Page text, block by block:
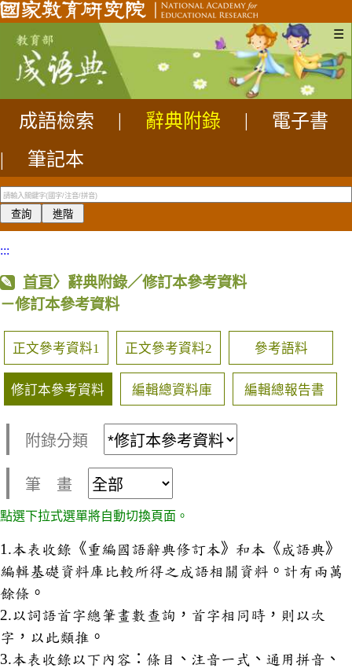
☰
成語檢索 辭典附錄
電子書
|
筆記本
:::
首頁〉辭典附錄／修訂本參考資料
－修訂本參考資料
正文參考資料1 正文參考資料2 參考語料
修訂本參考資料 編輯總資料庫 編輯總報告書
附錄分類
筆 畫
點選下拉式選單將自動切換頁面。
1.本表收錄《重編國語辭典修訂本》和本《成語典》
編輯基礎資料庫比較所得之成語相關資料。計有兩萬
餘條。
2.以詞語首字總筆畫數查詢，首字相同時，則以次
字，以此類推。
3.本表收錄以下內容：條目、注音一式、通用拼音、